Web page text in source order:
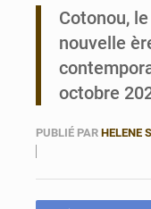
Cotonou,
nouvelle
octobre
PUBLIÉ PAR HELENE